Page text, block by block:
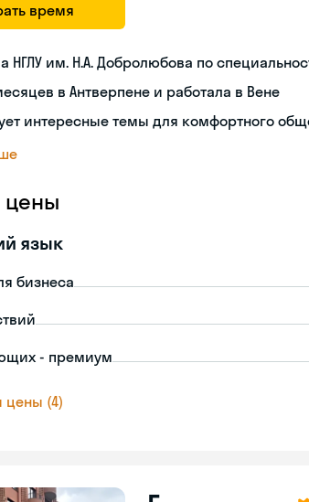
время
НГЛУ им. Н.А. Добролюбова по
в Антверпене и работала в Вене
интересные темы для комфортного
цены
язык
бизнеса
- премиум
цены (4)